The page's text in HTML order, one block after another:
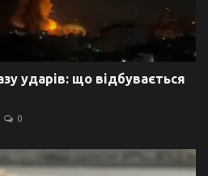
ударів: що відбувається
0